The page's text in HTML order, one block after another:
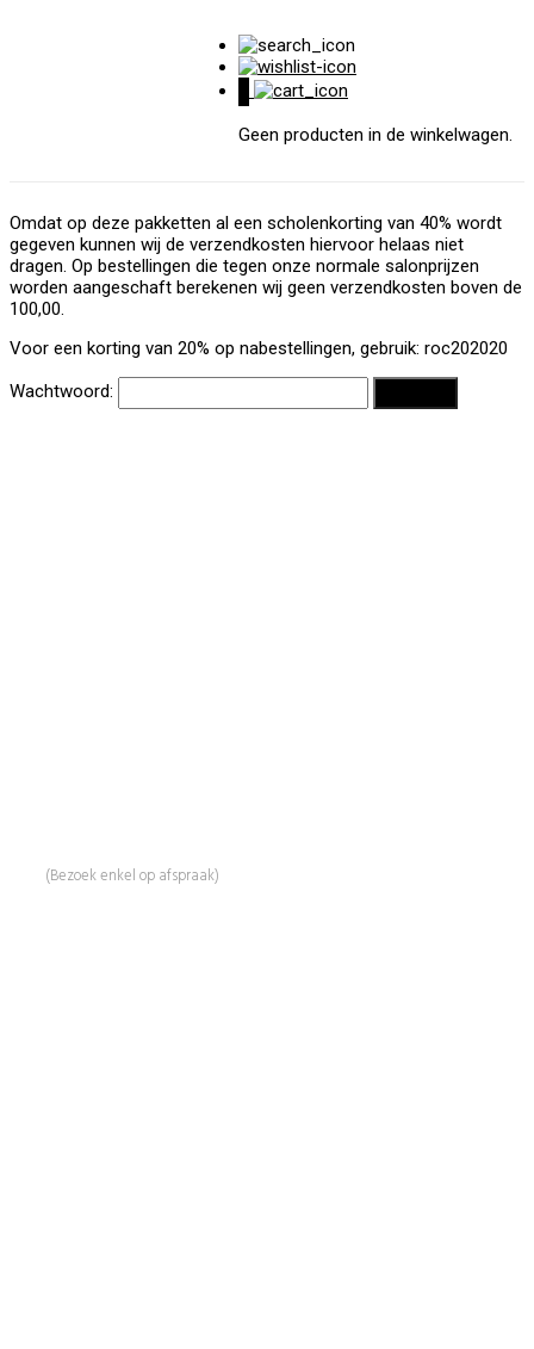
Geen producten in de winkelwagen.
Omdat op deze pakketten al een scholenkorting van 40% wordt
gegeven kunnen wij de verzendkosten hiervoor helaas niet
dragen. Op bestellingen die tegen onze normale salonprijzen
worden aangeschaft berekenen wij geen verzendkosten boven de
100,00.
Voor een korting van 20% op nabestellingen, gebruik: roc202020
Wachtwoord:
(Bezoek enkel op afspraak)